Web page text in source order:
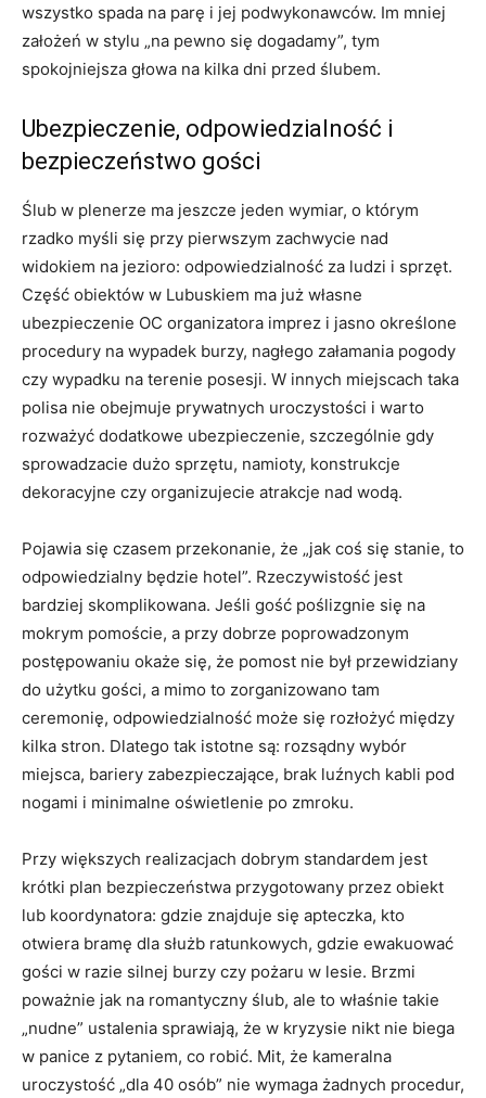
wszystko spada na parę i jej podwykonawców. Im mniej
założeń w stylu „na pewno się dogadamy”, tym
spokojniejsza głowa na kilka dni przed ślubem.
Ubezpieczenie, odpowiedzialność i
bezpieczeństwo gości
Ślub w plenerze ma jeszcze jeden wymiar, o którym
rzadko myśli się przy pierwszym zachwycie nad
widokiem na jezioro: odpowiedzialność za ludzi i sprzęt.
Część obiektów w Lubuskiem ma już własne
ubezpieczenie OC organizatora imprez i jasno określone
procedury na wypadek burzy, nagłego załamania pogody
czy wypadku na terenie posesji. W innych miejscach taka
polisa nie obejmuje prywatnych uroczystości i warto
rozważyć dodatkowe ubezpieczenie, szczególnie gdy
sprowadzacie dużo sprzętu, namioty, konstrukcje
dekoracyjne czy organizujecie atrakcje nad wodą.
Pojawia się czasem przekonanie, że „jak coś się stanie, to
odpowiedzialny będzie hotel”. Rzeczywistość jest
bardziej skomplikowana. Jeśli gość poślizgnie się na
mokrym pomoście, a przy dobrze poprowadzonym
postępowaniu okaże się, że pomost nie był przewidziany
do użytku gości, a mimo to zorganizowano tam
ceremonię, odpowiedzialność może się rozłożyć między
kilka stron. Dlatego tak istotne są: rozsądny wybór
miejsca, bariery zabezpieczające, brak luźnych kabli pod
nogami i minimalne oświetlenie po zmroku.
Przy większych realizacjach dobrym standardem jest
krótki plan bezpieczeństwa przygotowany przez obiekt
lub koordynatora: gdzie znajduje się apteczka, kto
otwiera bramę dla służb ratunkowych, gdzie ewakuować
gości w razie silnej burzy czy pożaru w lesie. Brzmi
poważnie jak na romantyczny ślub, ale to właśnie takie
„nudne” ustalenia sprawiają, że w kryzysie nikt nie biega
w panice z pytaniem, co robić. Mit, że kameralna
uroczystość „dla 40 osób” nie wymaga żadnych procedur,